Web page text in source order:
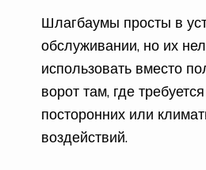
Шлагбаумы просты в
обслуживании, но их
использовать вместо
ворот там, где
посторонних или
воздействий.